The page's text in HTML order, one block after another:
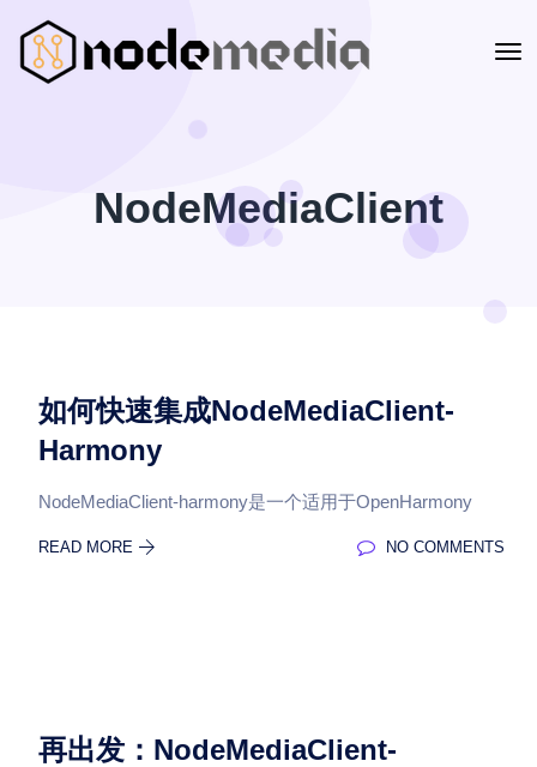
NodeMediaClient
如何快速集成NodeMediaClient-
Harmony
NodeMediaClient-harmony是一个适用于OpenHarmony
READ MORE NO COMMENTS
再出发：NodeMediaClient-